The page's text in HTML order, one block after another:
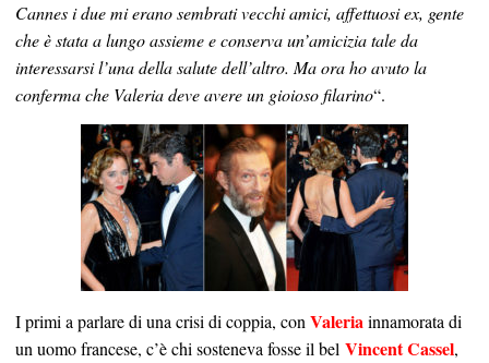
Cannes i due mi erano sembrati vecchi amici, affettuosi ex, gente
che è stata a lungo assieme e conserva un’amicizia tale da
interessarsi l’una della salute dell’altro. Ma ora ho avuto la
conferma che Valeria deve avere un gioioso filarino“.
I primi a parlare di una crisi di coppia, conValeriainnamorata di
un uomo francese, c’è chi sosteneva fosse il bel Vincent Cassel,